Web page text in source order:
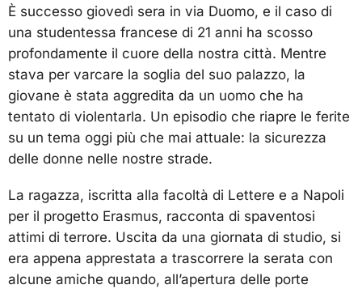
È successo giovedì sera in via Duomo, e il caso di
una studentessa francese di 21 anni ha scosso
profondamente il cuore della nostra città. Mentre
stava per varcare la soglia del suo palazzo, la
giovane è stata aggredita da un uomo che ha
tentato di violentarla. Un episodio che riapre le ferite
su un tema oggi più che mai attuale: la sicurezza
delle donne nelle nostre strade.
La ragazza, iscritta alla facoltà di Lettere e a Napoli
per il progetto Erasmus, racconta di spaventosi
attimi di terrore. Uscita da una giornata di studio, si
era appena apprestata a trascorrere la serata con
alcune amiche quando, all’apertura delle porte